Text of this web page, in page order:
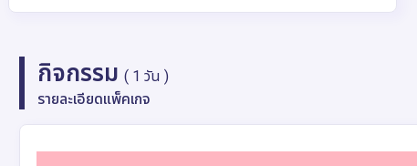
กิจกรรม( 1 วัน )
รายละเอียดแพ็คเกจ